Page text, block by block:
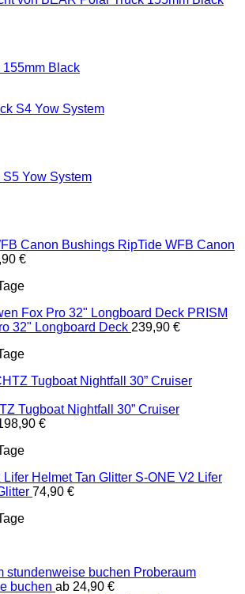
155mm Black
Yow System
RipTide WFB Canon
€
PRISM
32" Longboard Deck 239,90 €
Tugboat Nightfall 30” Cruiser
€
S-ONE V2 Lifer
74,90 €
Proberaum
buchen ab 24,90 €